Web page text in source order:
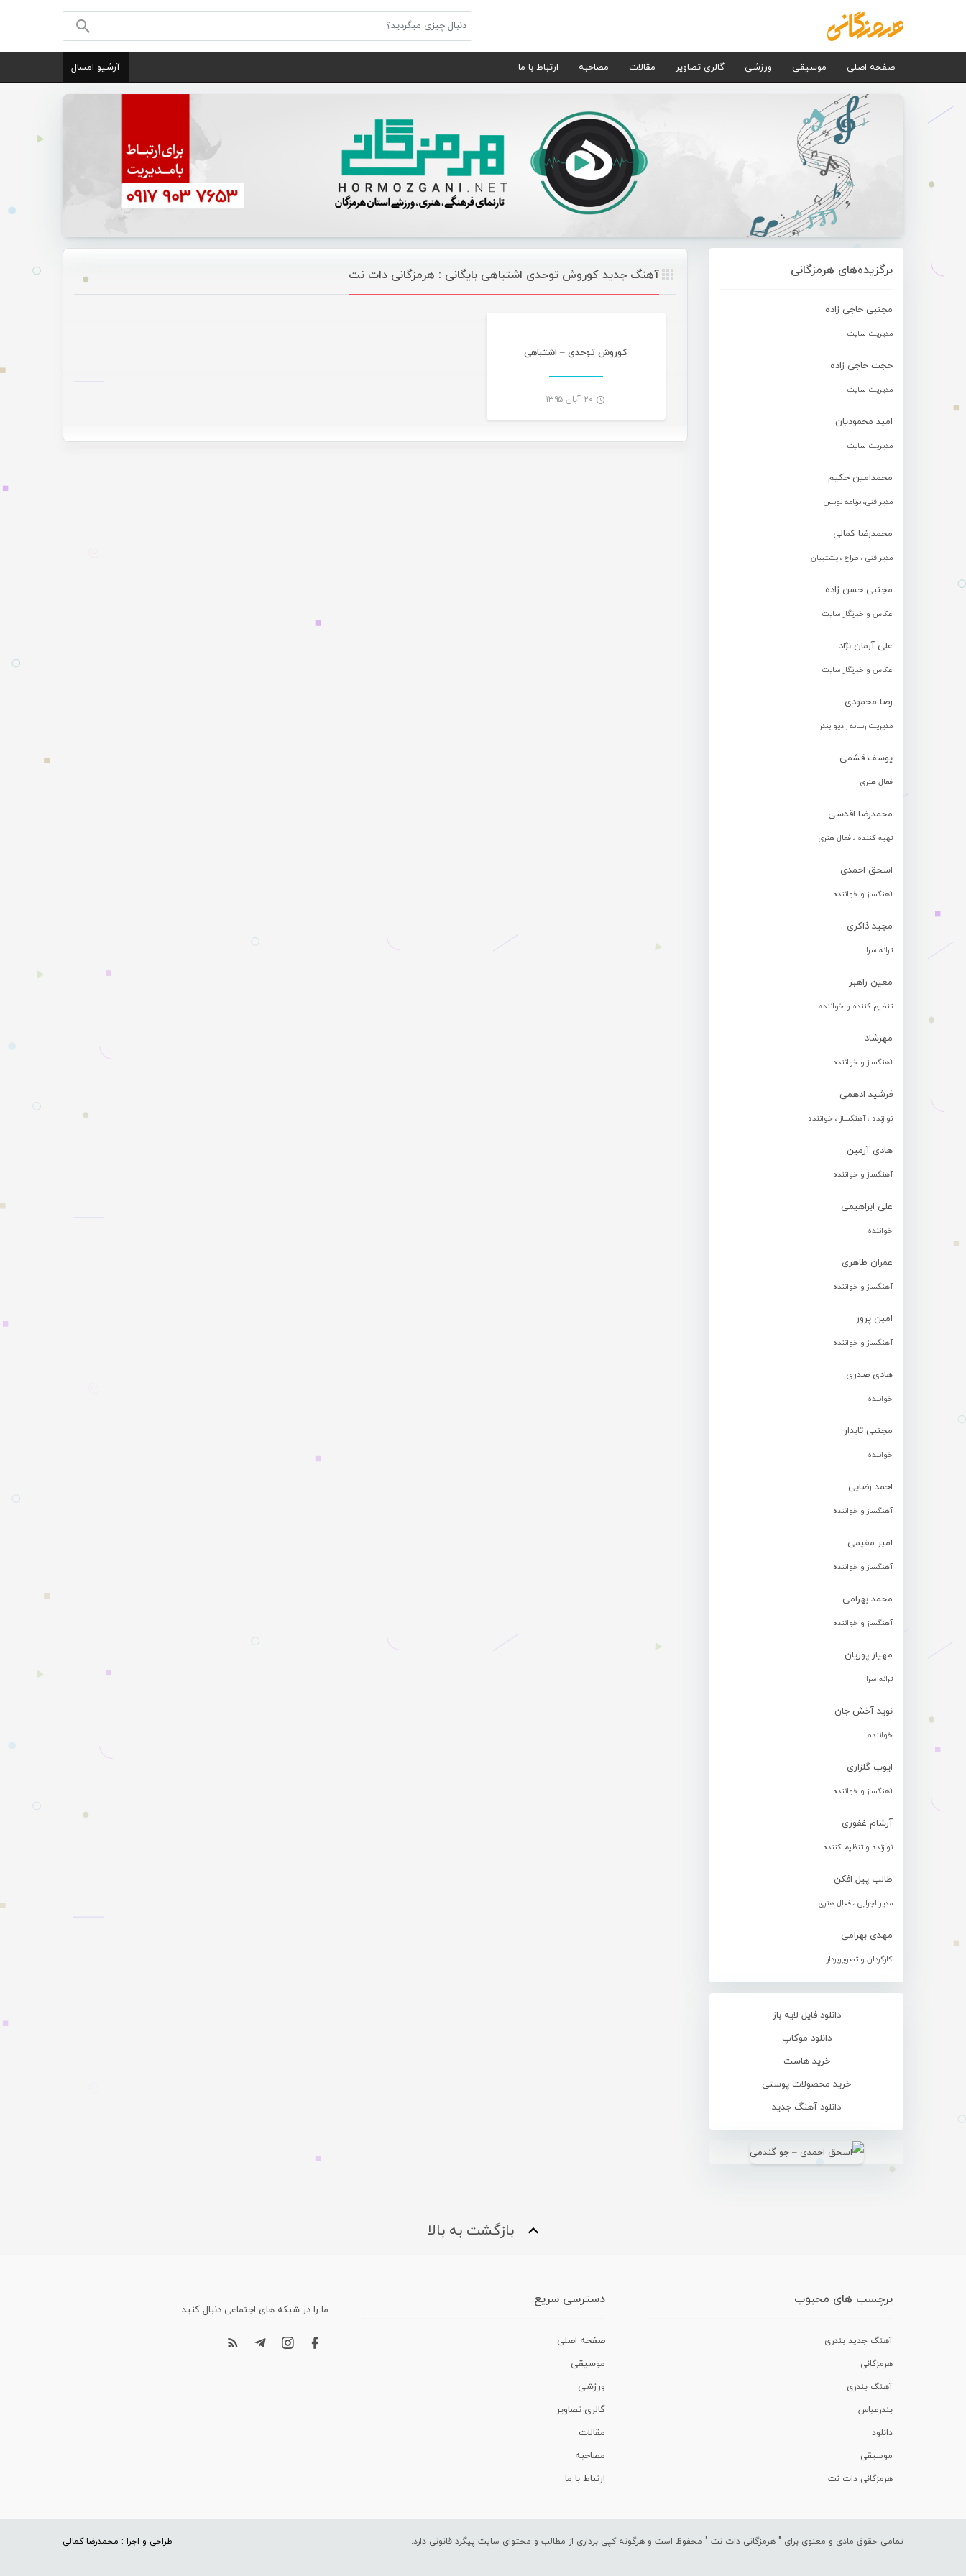
صفحه اصلی موسیقی ورزشی گالری تصاویر مقالات مصاحبه ارتباط با ما آرشیو امسال
برگزیده‌های هرمزگانی
مجتبی حاجی زاده
مدیریت سایت
حجت حاجی زاده
مدیریت سایت
امید محمودیان
مدیریت سایت
محمدامین حکیم
مدیر فنی، برنامه نویس
محمدرضا کمالی
مدیر فنی ، طراح ، پشتیبان
مجتبی حسن زاده
عکاس و خبرنگار سایت
علی آرمان نژاد
عکاس و خبرنگار سایت
رضا محمودی
مدیریت رسانه رادیو بندر
یوسف قشمی
فعال هنری
محمدرضا اقدسی
تهیه کننده ، فعال هنری
اسحق احمدی
آهنگساز و خواننده
مجید ذاکری
ترانه سرا
معین راهبر
تنظیم کننده و خواننده
مهرشاد
آهنگساز و خواننده
فرشید ادهمی
نوازنده ، آهنگساز ، خواننده
هادی آرمین
آهنگساز و خواننده
علی ابراهیمی
خواننده
عمران طاهری
آهنگساز و خواننده
امین پرور
آهنگساز و خواننده
هادی صدری
خواننده
مجتبی تابدار
خواننده
احمد رضایی
آهنگساز و خواننده
امیر مقیمی
آهنگساز و خواننده
محمد بهرامی
آهنگساز و خواننده
مهیار پوریان
ترانه سرا
نوید آخش جان
خواننده
ایوب گلزاری
آهنگساز و خواننده
آرشام غفوری
نوازنده و تنظیم کننده
طالب پیل افکن
مدیر اجرایی ، فعال هنری
مهدی بهرامی
کارگردان و تصویربردار
دانلود فایل لایه باز
دانلود موکاپ
خرید هاست
خرید محصولات پوستی
دانلود آهنگ جدید
آهنگ جدید کوروش توحدی اشتباهی بایگانی : هرمزگانی دات نت
کوروش توحدی – اشتباهی
۲۰ آبان ۱۳۹۵
بازگشت به بالا
برچسب های محبوب
آهنگ جدید بندری
هرمزگانی
آهنگ بندری
بندرعباس
دانلود
موسیقی
هرمزگانی دات نت
دسترسی سریع
صفحه اصلی
موسیقی
ورزشی
گالری تصاویر
مقالات
مصاحبه
ارتباط با ما
ما را در شبکه های اجتماعی دنبال کنید.
تمامی حقوق مادی و معنوی برای " هرمزگانی دات نت " محفوظ است و هرگونه کپی برداری از مطالب و محتوای سایت پیگرد قانونی دارد. طراحی و اجرا : محمدرضا کمالی